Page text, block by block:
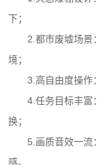
下；
2.都市废墟场景
境；
3.高自由度操作
4.任务目标丰富
换；
5.画质音效一流
感。